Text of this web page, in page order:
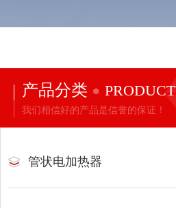
产品分类 PRODUCT
我们相信好的产品是信誉的保证！
管状电加热器